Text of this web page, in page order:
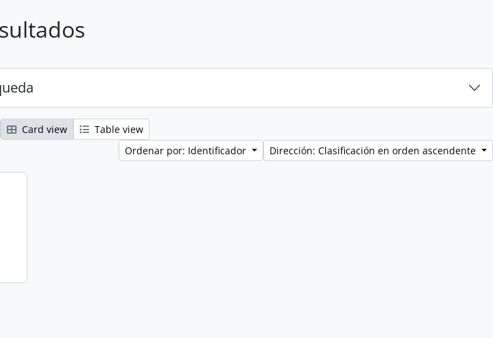
Card view
Table view
Ordenar por: Identificador
Dirección: Clasificación en orden ascendente